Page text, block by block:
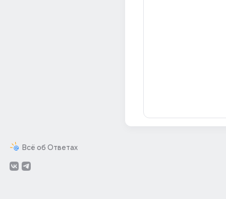
Всё об Ответах